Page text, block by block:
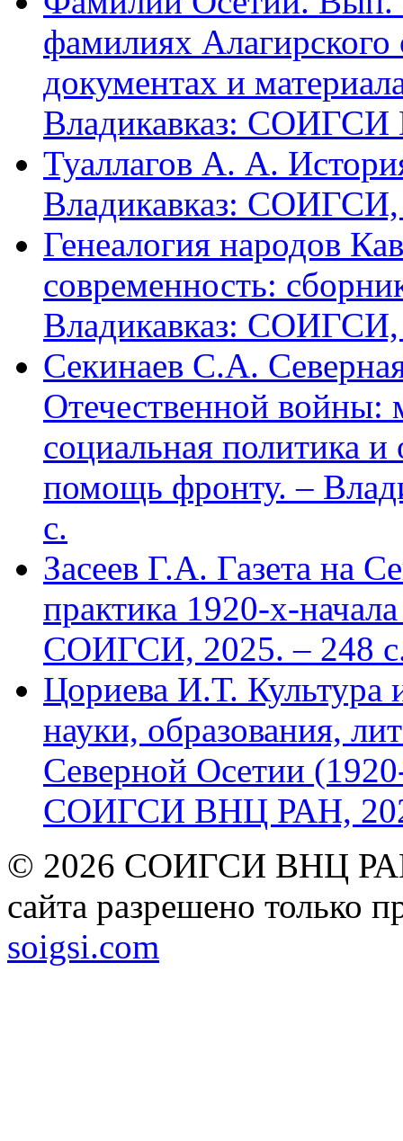
фамилиях
документах и
Владикавказ:
Туаллагов А. А.
Владикавказ: СОИГСИ,
Генеалогия народов
современность:
Владикавказ: СОИГСИ,
Секинаев С.А.
Отечественной войны:
социальная политика
помощь фронту. –
с.
Засеев Г.А. Газета на
практика 1920-х-
СОИГСИ, 2025. – 248
Цориева И.Т. Культура
науки, образования,
Северной Осетии
СОИГСИ ВНЦ РАН,
© 2026 СОИГСИ ВНЦ РАН
сайта разрешено только
soigsi.com